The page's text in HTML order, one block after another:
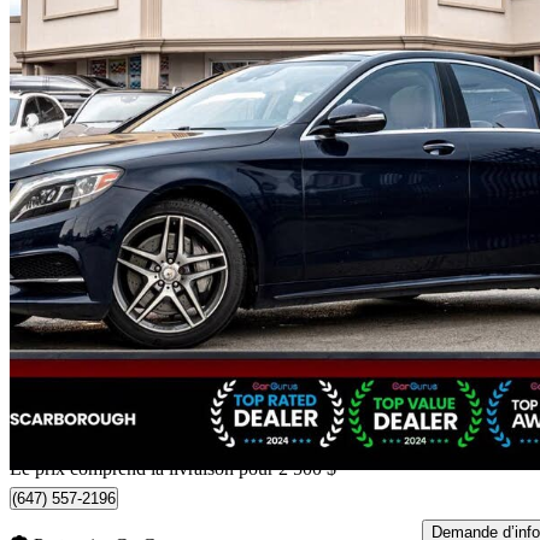
2017 Mercedes-Benz S-Class
S 550 Sedan 4MATIC138 512 km
31 388 $ Bonne
533 $/mois env.
Livraison à domicile de Scarborough, ON
Le prix comprend la livraison pour 2 500 $
(647) 557-2196
Demande d’info